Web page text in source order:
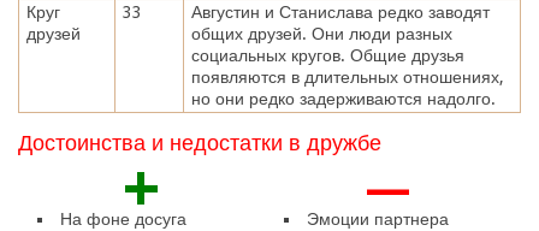
Круг
друзей
33
Августин и Станислава редко заводят
общих друзей. Они люди разных
социальных кругов. Общие друзья
появляются в длительных отношениях,
но они редко задерживаются надолго.
Достоинства и недостатки в дружбе
+
На фоне досуга
—
Эмоции партнера